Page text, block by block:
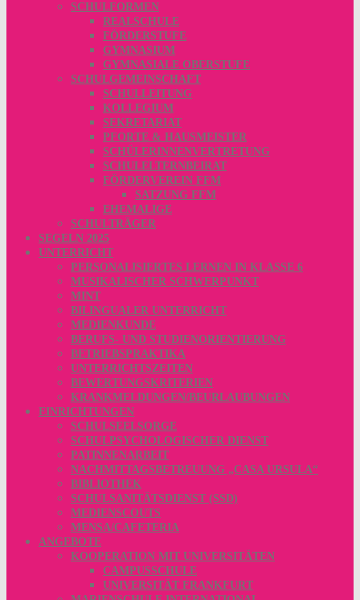
SCHULFORMEN
REALSCHULE
FÖRDERSTUFE
GYMNASIUM
GYMNASIALE OBERSTUFE
SCHULGEMEINSCHAFT
SCHULLEITUNG
KOLLEGIUM
SEKRETARIAT
PFORTE & HAUSMEISTER
SCHÜLERINNENVERTRETUNG
SCHULELTERNBEIRAT
FÖRDERVEREIN FFM
SATZUNG FFM
EHEMALIGE
SCHULTRÄGER
SEGELN 2025
UNTERRICHT
PERSONALISIERTES LERNEN IN KLASSE 6
MUSIKALISCHER SCHWERPUNKT
MINT
BILINGUALER UNTERRICHT
MEDIENKUNDE
BERUFS- UND STUDIENORIENTIERUNG
BETRIEBSPRAKTIKA
UNTERRICHTSZEITEN
BEWERTUNGSKRITERIEN
KRANKMELDUNGEN/BEURLAUBUNGEN
EINRICHTUNGEN
SCHULSEELSORGE
SCHULPSYCHOLOGISCHER DIENST
PATINNENARBEIT
NACHMITTAGSBETREUUNG „CASA URSULA“
BIBLIOTHEK
SCHULSANITÄTSDIENST (SSD)
MEDIENSCOUTS
MENSA/CAFETERIA
ANGEBOTE
KOOPERATION MIT UNIVERSITÄTEN
CAMPUSSCHULE
UNIVERSITÄT FRANKFURT